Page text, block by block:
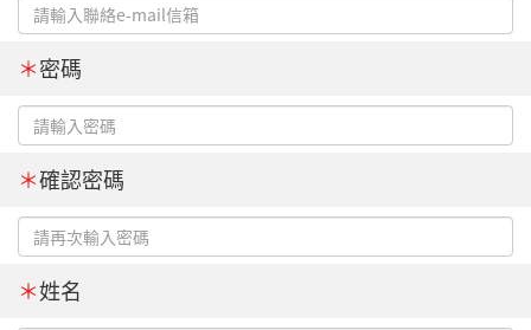
＊密碼
＊確認密碼
＊姓名